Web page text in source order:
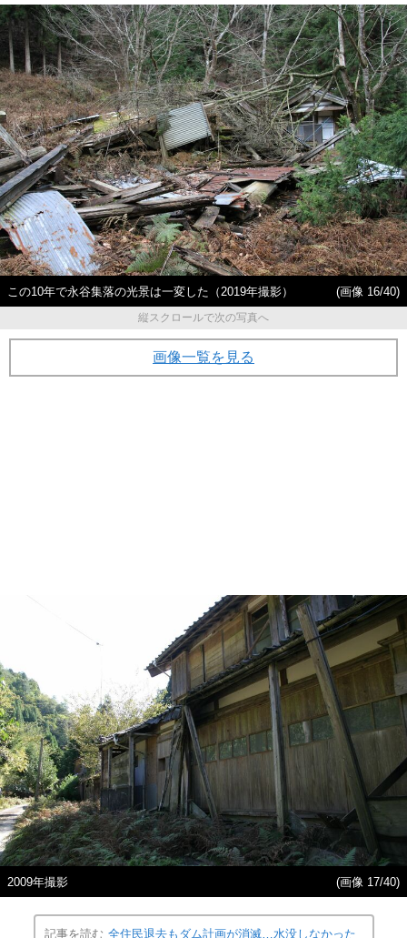
この10年で永谷集落の光景は一変した（2019年撮影）
(画像 16/40)
縦スクロールで次の写真へ
画像一覧を見る
2009年撮影 (画像 17/40)
記事を読む 全住民退去もダム計画が消滅…水没しなかった